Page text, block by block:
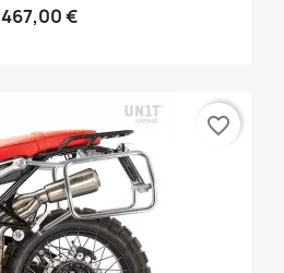
467,00 €
favorite_border